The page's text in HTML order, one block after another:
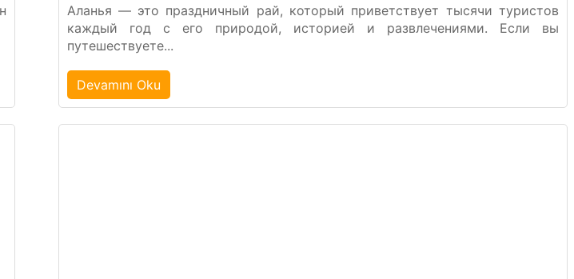
Аланья — это праздничный рай, который приветствует тысячи туристов
каждый год с его природой, историей и развлечениями. Если вы
путешествуете...
Devamını Oku